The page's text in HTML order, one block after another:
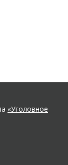
«Уголовное